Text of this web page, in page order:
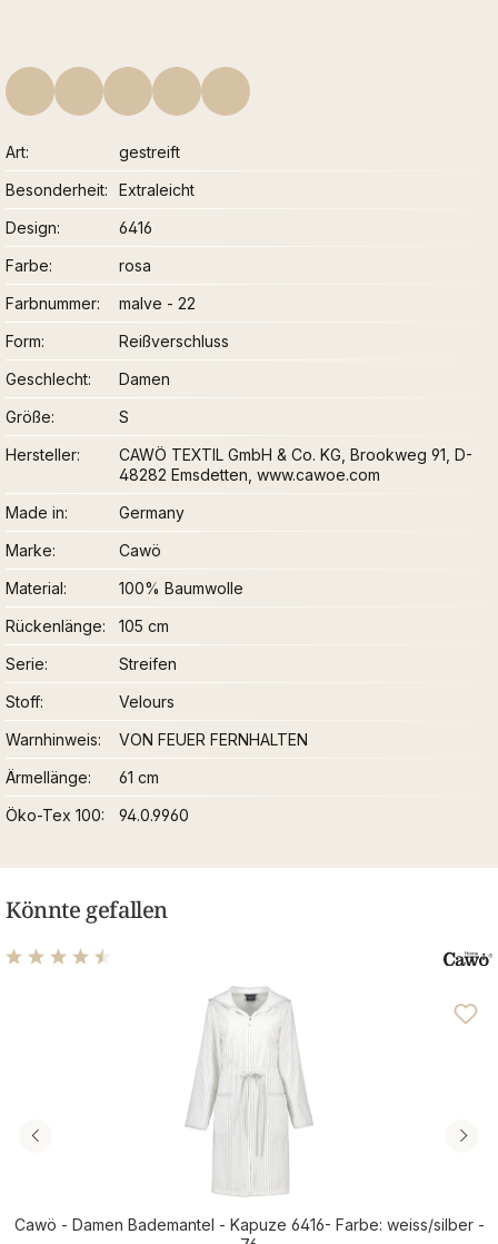
Art
gestreift
Besonderheit
Extraleicht
Design
6416
Farbe
rosa
Farbnummer
malve - 22
Form
Reißverschluss
Geschlecht
Damen
Größe
S
Hersteller
CAWÖ TEXTIL GmbH & Co. KG, Brookweg 91, D-
48282 Emsdetten, www.cawoe.com
Made in
Germany
Marke
Cawö
Material
100% Baumwolle
Rückenlänge
105 cm
Serie
Streifen
Stoff
Velours
Warnhinweis
VON FEUER FERNHALTEN
Ärmellänge
61 cm
Öko-Tex 100
94.0.9960
Könnte gefallen
Durchschnittliche Bewertung von 4.45 von 5 Sternen
Cawö - Damen Bademantel - Kapuze 6416- Farbe: weiss/silber -